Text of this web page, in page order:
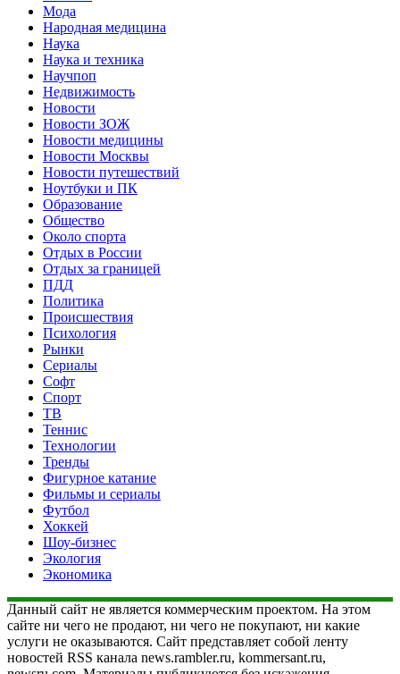
Мода
Народная медицина
Наука
Наука и техника
Научпоп
Недвижимость
Новости
Новости ЗОЖ
Новости медицины
Новости Москвы
Новости путешествий
Ноутбуки и ПК
Образование
Общество
Около спорта
Отдых в России
Отдых за границей
ПДД
Политика
Происшествия
Психология
Рынки
Сериалы
Софт
Спорт
ТВ
Теннис
Технологии
Тренды
Фигурное катание
Фильмы и сериалы
Футбол
Хоккей
Шоу-бизнес
Экология
Экономика
Данный сайт не является коммерческим проектом. На этом
сайте ни чего не продают, ни чего не покупают, ни какие
услуги не оказываются. Сайт представляет собой ленту
новостей RSS канала news.rambler.ru, kommersant.ru,